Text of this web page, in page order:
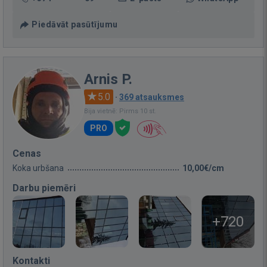
Piedāvāt pasūtījumu
Arnis P.
5.0 · 369 atsauksmes
Bija vietnē: Pirms 10 st.
PRO
Cenas
Koka urbšana 10,00€/cm
Darbu piemēri
+720
Kontakti